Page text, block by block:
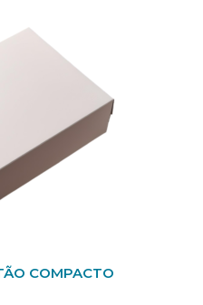
COMPACTO